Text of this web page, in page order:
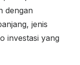
dengan
jenis
investasi yang